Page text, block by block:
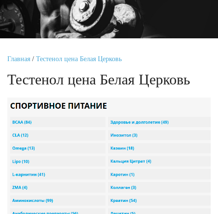
Главная / Тестенол цена Белая Церковь
Тестенол цена Белая Церковь